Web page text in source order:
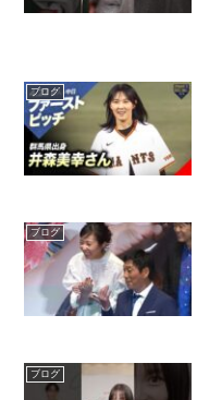
ブログ
ブログ
ブログ